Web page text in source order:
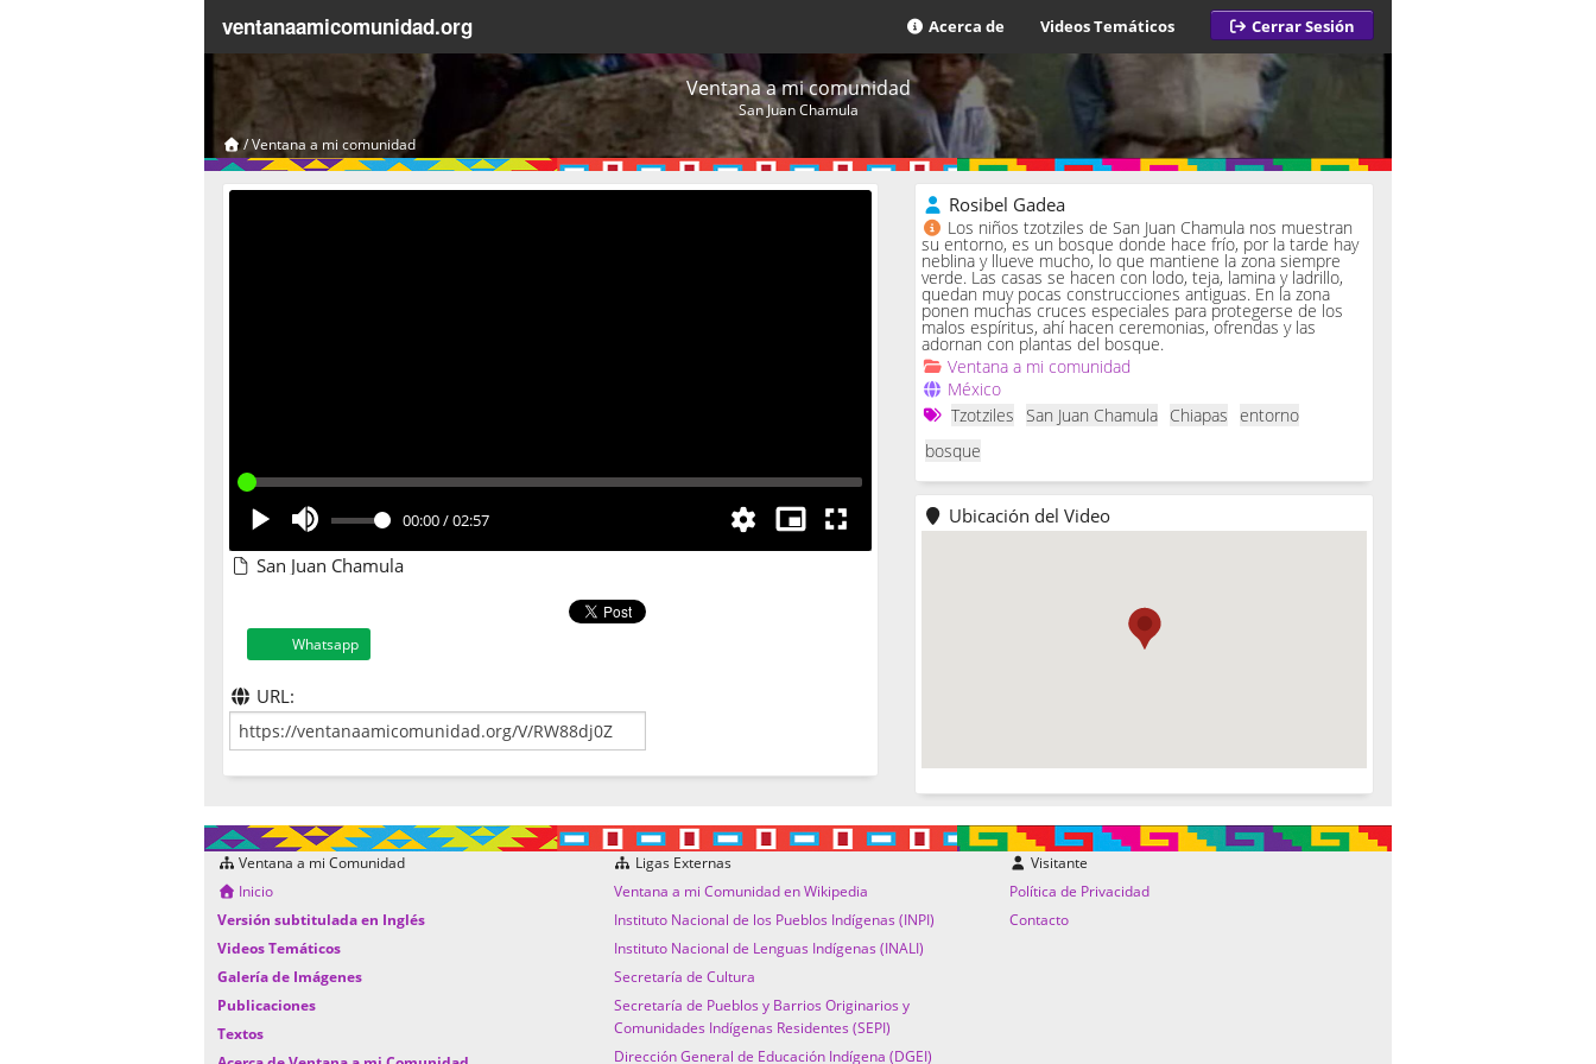
ventanaamicomunidad.org Acerca de Videos Temáticos Cerrar Sesión
Ventana a mi comunidad
San Juan Chamula
/Ventana a mi comunidad
00:00/02:57
San Juan Chamula
Whatsapp
URL:
Rosibel Gadea
Los niños tzotziles de San Juan Chamula nos muestran
su entorno, es un bosque donde hace frío, por la tarde hay
neblina y llueve mucho, lo que mantiene la zona siempre
verde. Las casas se hacen con lodo, teja, lamina y ladrillo,
quedan muy pocas construcciones antiguas. En la zona
ponen muchas cruces especiales para protegerse de los
malos espíritus, ahí hacen ceremonias, ofrendas y las
adornan con plantas del bosque.
Ventana a mi comunidad
México
Tzotziles San Juan Chamula Chiapas entorno
bosque
Ubicación del Video
Ventana a mi Comunidad
Inicio
Versión subtitulada en Inglés
Videos Temáticos
Galería de Imágenes
Publicaciones
Textos
Ligas Externas
Ventana a mi Comunidad en Wikipedia
Instituto Nacional de los Pueblos Indígenas (INPI)
Instituto Nacional de Lenguas Indígenas (INALI)
Secretaría de Cultura
Secretaría de Pueblos y Barrios Originarios y
Comunidades Indígenas Residentes (SEPI)
Dirección General de Educación Indígena (DGEI)
Visitante
Política de Privacidad
Contacto